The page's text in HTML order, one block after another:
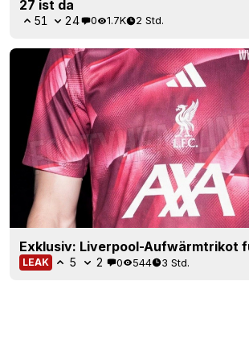
27 ist da
51 24 0 1.7K 2 Std.
Exklusiv: Liverpool-Aufwärmtrikot
LEAK 5 2 0 544 3 Std.